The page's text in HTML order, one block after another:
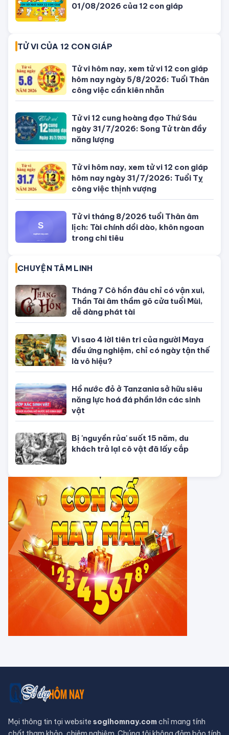
Bỏ trốn sau cú đâm xe làm quan
Con số may mắn ngày hôm nay
04/08/2026 của 12 con giáp
Con số may mắn ngày hôm nay
03/08/2026 của 12 con giáp
Con số may mắn ngày hôm nay
02/08/2026 của 12 con giáp
Con số may mắn ngày hôm nay
01/08/2026 của 12 con giáp
Tử vi hôm nay, xem tử vi 12 con giáp
hôm nay ngày 5/8/2026: Tuổi Thân
công việc cần kiên nhẫn
Tử vi 12 cung hoàng đạo Thứ Sáu
ngày 31/7/2026: Song Tử tràn đầy
năng lượng
Tử vi hôm nay, xem tử vi 12 con giáp
hôm nay ngày 31/7/2026: Tuổi Tỵ
công việc thịnh vượng
Tử vi tháng 8/2026 tuổi Thân âm
CHUYỆN TÂM LINH
Tháng 7 Cô hồn đâu chỉ có vận xui,
Thần Tài âm thầm gõ cửa tuổi Mùi,
dễ dàng phát tài
Vì sao 4 lờI tiên tri của ngườI Maya
đều ứng nghiệm, chỉ có ngày tận thế
là vô hiệu?
Hồ nước đỏ ở Tanzania sở hữu siêu
năng lực hoá đá phần lớn các sinh